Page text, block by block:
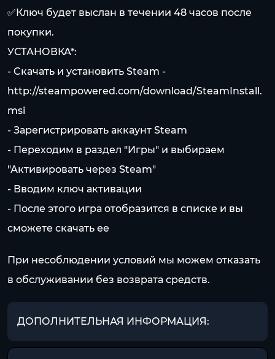
✅Ключ будет выслан в течении 48 часов после
покупки.
УСТАНОВКА*:
- Cкачать и установить Steam -
http://steampowered.com/download/SteamInstall.
msi
- Зарегистрировать аккаунт Steam
- Переходим в раздел "Игры" и выбираем
"Активировать через Steam"
- Вводим ключ активации
- После этого игра отобразится в списке и вы
сможете скачать ее
При несоблюдении условий мы можем отказать
в обслуживании без возврата средств.
ДОПОЛНИТЕЛЬНАЯ ИНФОРМАЦИЯ: